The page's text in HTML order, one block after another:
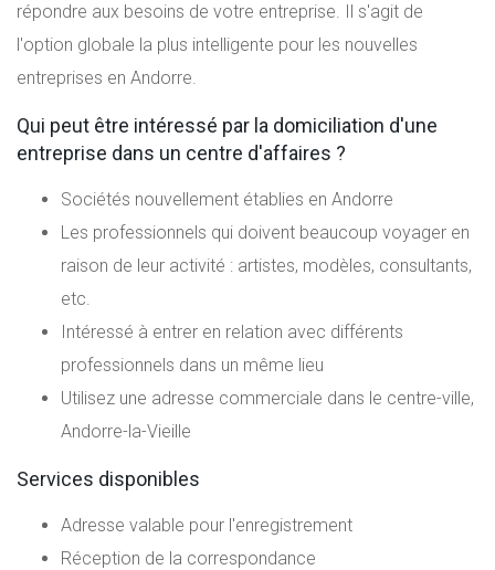
répondre aux besoins de votre entreprise. Il s'agit de
l'option globale la plus intelligente pour les nouvelles
entreprises en Andorre.
Qui peut être intéressé par la domiciliation d'une
entreprise dans un centre d'affaires ?
Sociétés nouvellement établies en Andorre
Les professionnels qui doivent beaucoup voyager en
raison de leur activité : artistes, modèles, consultants,
etc.
Intéressé à entrer en relation avec différents
professionnels dans un même lieu
Utilisez une adresse commerciale dans le centre-ville,
Andorre-la-Vieille
Services disponibles
Adresse valable pour l'enregistrement
Réception de la correspondance